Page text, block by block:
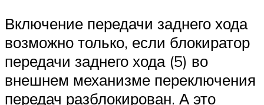
Включение передачи заднего хода
возможно только, если блокиратор
передачи заднего хода (5) во
внешнем механизме переключения
передач разблокирован. А это